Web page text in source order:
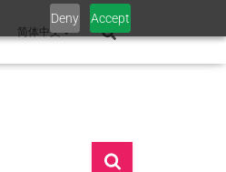
Deny Accept
简体中文